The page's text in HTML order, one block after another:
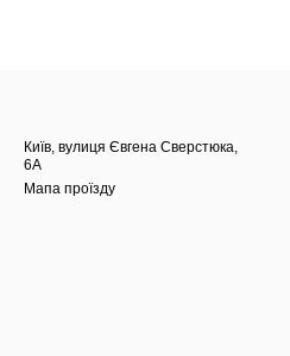
Київ, вулиця Євгена Сверстюка,
6А
Мапа проїзду